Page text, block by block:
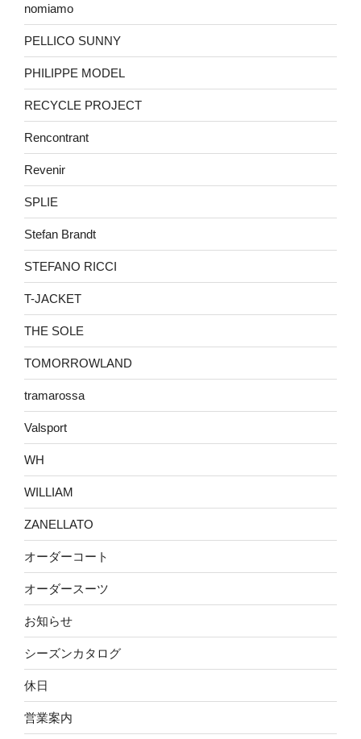
nomiamo
PELLICO SUNNY
PHILIPPE MODEL
RECYCLE PROJECT
Rencontrant
Revenir
SPLIE
Stefan Brandt
STEFANO RICCI
T-JACKET
THE SOLE
TOMORROWLAND
tramarossa
Valsport
WH
WILLIAM
ZANELLATO
オーダーコート
オーダースーツ
お知らせ
シーズンカタログ
休日
営業案内